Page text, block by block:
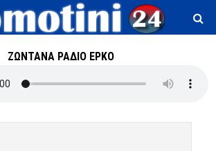
ΖΩΝΤΑΝΑ ΡΑΔΙΟ ΕΡΚΟ